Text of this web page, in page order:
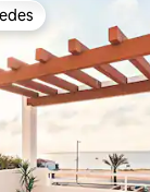
dos hóspedes